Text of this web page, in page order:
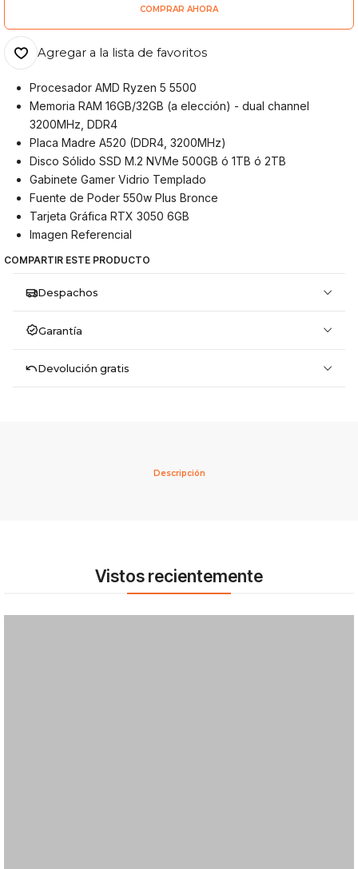
COMPRAR AHORA
Agregar a la lista de favoritos
Procesador AMD Ryzen 5 5500
Memoria RAM 16GB/32GB (a elección) - dual channel
3200MHz, DDR4
Placa Madre A520 (DDR4, 3200MHz)
Disco Sólido SSD M.2 NVMe 500GB ó 1TB ó 2TB
Gabinete Gamer Vidrio Templado
Fuente de Poder 550w Plus Bronce
Tarjeta Gráfica RTX 3050 6GB
Imagen Referencial
COMPARTIR ESTE PRODUCTO
Despachos
Garantía
Devolución gratis
Descripción
Vistos recientemente